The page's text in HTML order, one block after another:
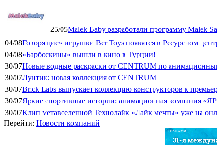
25/05Malek Baby разработали программу Malek
04/08Говорящие» игрушки BertToys появятся в Ресурсном
04/08«Барбоскины» вышли в кино в Турции!
30/07Новые водные раскраски от CENTRUM по
30/07Лунтик: новая коллекция от CENTRUM
30/07Brick Labs выпускает коллекцию конструкторов к
30/07Яркие спортивные истории: анимационная компания
30/07Клип метавселенной Технолайк «Лайк мечты» уже на
Перейти: Новости компаний
РЕКЛАМА